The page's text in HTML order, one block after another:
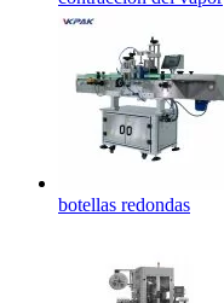
botellas redondas